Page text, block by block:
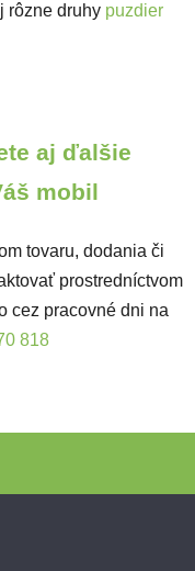
rôzne druhy puzdier
aj ďalšie
mobil
tovaru, dodania či
prostredníctvom
cez pracovné dni na
818